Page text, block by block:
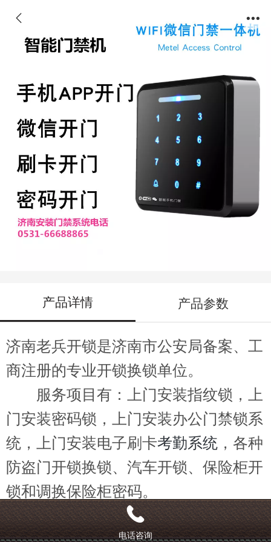
产品详情 产品参数
济南老兵开锁是济南市公安局备案、工
商注册的专业开锁换锁单位。
服务项目有：上门安装指纹锁，上
门安装密码锁，上门安装办公门禁锁系
统，上门安装电子刷卡考勤系统，各种
防盗门开锁换锁、汽车开锁、保险柜开
锁和调换保险柜密码。
电话咨询